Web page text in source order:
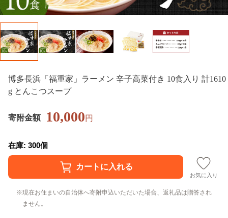
博多長浜「福重家」ラーメン 辛子高菜付き 10食入り 計1610
g とんこつスープ
寄附金額 10,000円
在庫: 300個
お気に入り
現在お住まいの自治体へ寄附申込いただいた場合、返礼品は贈答され
ません。